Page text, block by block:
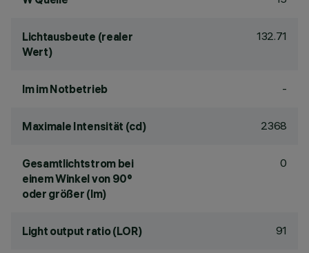
Lichtausbeute (realer
Wert)
132.71
lm im Notbetrieb -
Maximale Intensität (cd) 2368
Gesamtlichtstrom bei
einem Winkel von 90°
oder größer (lm)
0
Light output ratio (LOR) 91